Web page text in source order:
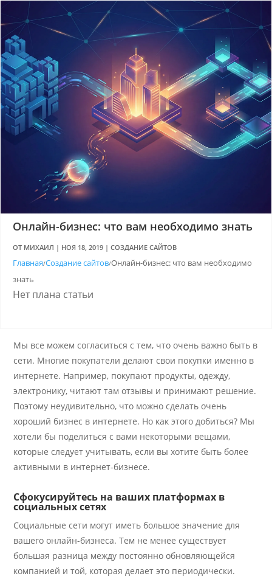
 
Онлайн-бизнес: что вам необходимо знать
ОТ МИХАИЛ | НОЯ 18, 2019 | СОЗДАНИЕ САЙТОВ
Главная/Создание сайтов/Онлайн-бизнес: что вам необходимо
знать
Нет плана статьи
Мы все можем согласиться с тем, что очень важно быть в
сети. Многие покупатели делают свои покупки именно в
интернете. Например, покупают продукты, одежду,
электронику, читают там отзывы и принимают решение.
Поэтому неудивительно, что можно сделать очень
хороший бизнес в интернете. Но как этого добиться? Мы
хотели бы поделиться с вами некоторыми вещами,
которые следует учитывать, если вы хотите быть более
активными в интернет-бизнесе.
Сфокусируйтесь на ваших платформах в
социальных сетях
Социальные сети могут иметь большое значение для
вашего онлайн-бизнеса. Тем не менее существует
большая разница между постоянно обновляющейся
компанией и той, которая делает это периодически.